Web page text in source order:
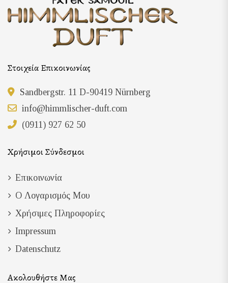
Στοιχεία Επικοινωνίας
Sandbergstr. 11 D-90419 Nürnberg
info@himmlischer-duft.com
(0911) 927 62 50
Χρήσιμοι Σύνδεσμοι
Επικοινωνία
Ο Λογαρισμός Μου
Χρήσιμες Πληροφορίες
Impressum
Datenschutz
Ακολουθήστε Μας